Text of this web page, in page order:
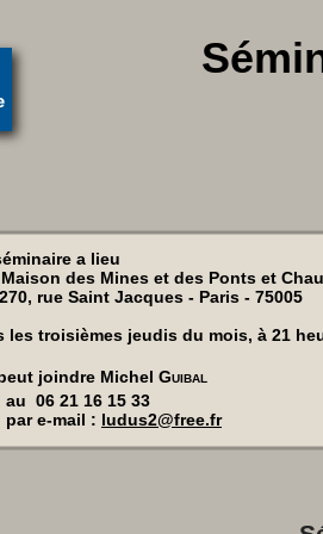
a lieu
des Mines et des Ponts et
rue Saint Jacques - Paris - 75005
les troisièmes jeudis du mois, à 21
joindre Michel Guibal
06 21 16 15 33
e-mail : ludus2@free.fr